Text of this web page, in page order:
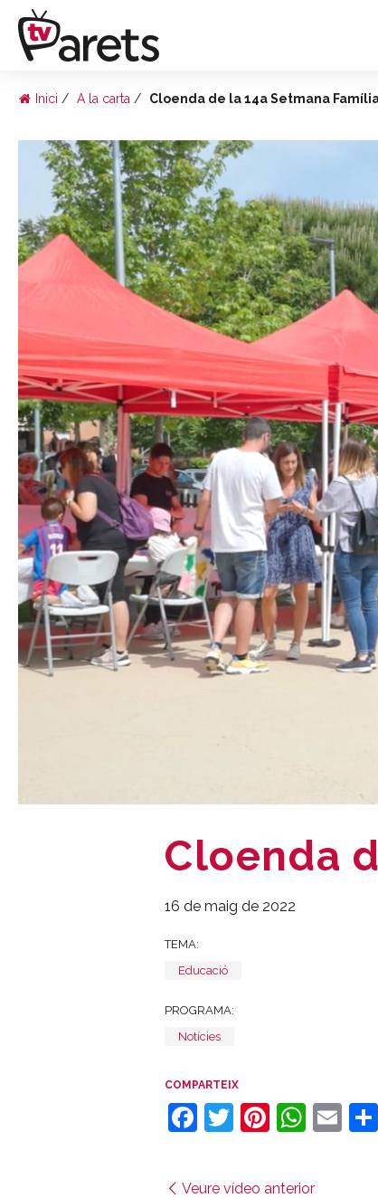
Inici A la carta Cloenda de la 14a Setmana
Cloenda
16 de maig de 2022
TEMA:
Educació
PROGRAMA:
Notícies
COMPARTEIX
Facebook
Twitter
Pinterest
Veure vídeo anterior